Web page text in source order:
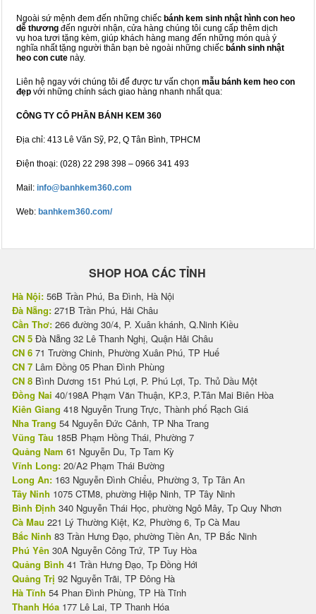
Ngoài sứ mệnh đem đến những chiếc bánh kem sinh nhật hình con heo
dễ thương đến người nhận, cửa hàng chúng tôi cung cấp thêm dịch
vụ hoa tươi tặng kèm, giúp khách hàng mang đến những món quà ý
nghĩa nhất tặng người thân bạn bè ngoài những chiếc bánh sinh nhật
heo con cute này.
Liên hệ ngay với chúng tôi để được tư vấn chọn mẫu bánh kem heo con
đẹp với những chính sách giao hàng nhanh nhất qua:
CÔNG TY CỔ PHẦN BÁNH KEM 360
Địa chỉ: 413 Lê Văn Sỹ, P2, Q Tân Bình, TPHCM
Điện thoại: (028) 22 298 398 – 0966 341 493
Mail: info@banhkem360.com
Web: banhkem360.com/
SHOP HOA CÁC TỈNH
Hà Nội: 56B Trần Phú, Ba Đình, Hà Nội
Đà Nẵng: 271B Trần Phú, Hải Châu
Cần Thơ: 266 đường 30/4, P. Xuân khánh, Q.Ninh Kiều
CN 5 Đà Nẵng 32 Lê Thanh Nghị, Quận Hải Châu
CN 6 71 Trường Chinh, Phường Xuân Phú, TP Huế
CN 7 Lâm Đồng 05 Phan Đình Phùng
CN 8 Bình Dương 151 Phú Lợi, P. Phú Lợi, Tp. Thủ Dầu Một
Đồng Nai 40/198A Phạm Văn Thuận, KP.3, P.Tân Mai Biên Hòa
Kiên Giang 418 Nguyễn Trung Trực, Thành phố Rạch Giá
Nha Trang 54 Nguyễn Đức Cảnh, TP Nha Trang
Vũng Tàu 185B Phạm Hồng Thái, Phường 7
Quảng Nam 61 Nguyễn Du, Tp Tam Kỳ
Vĩnh Long: 20/A2 Phạm Thái Bường
Long An: 163 Nguyễn Đình Chiểu, Phường 3, Tp Tân An
Tây Ninh 1075 CTM8, phường Hiệp Ninh, TP Tây Ninh
Bình Định 340 Nguyễn Thái Học, phường Ngô Mây, Tp Quy Nhơn
Cà Mau 221 Lý Thường Kiệt, K2, Phường 6, Tp Cà Mau
Bắc Ninh 83 Trần Hưng Đạo, phường Tiền An, TP Bắc Ninh
Phú Yên 30A Nguyễn Công Trứ, TP Tuy Hòa
Quảng Bình 41 Trần Hưng Đạo, Tp Đồng Hới
Quảng Trị 92 Nguyễn Trãi, TP Đông Hà
Hà Tĩnh 54 Phan Đình Phùng, TP Hà Tĩnh
Thanh Hóa 177 Lê Lai, TP Thanh Hóa